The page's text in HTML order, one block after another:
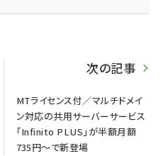
次の記事
MTライセンス付／マルチドメイ
ン対応の共用サーバーサービス
「Infinito PLUS」が半額月額
735円～で新登場